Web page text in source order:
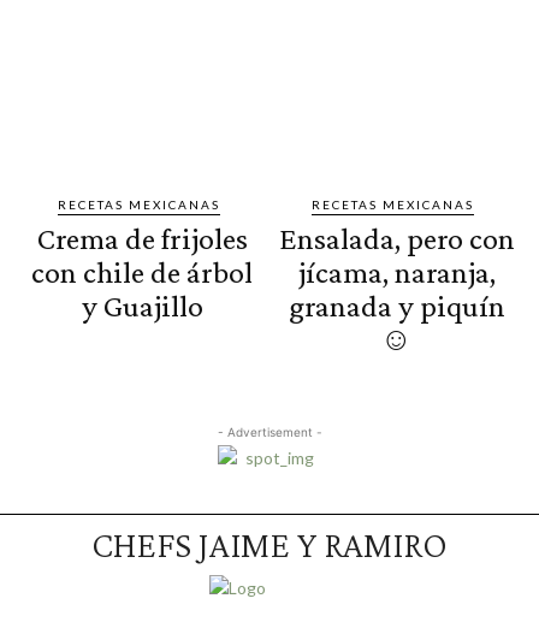
RECETAS MEXICANAS
Crema de frijoles
con chile de árbol
y Guajillo
RECETAS MEXICANAS
Ensalada, pero con
jícama, naranja,
granada y piquín
☺️
- Advertisement -
CHEFS JAIME Y RAMIRO